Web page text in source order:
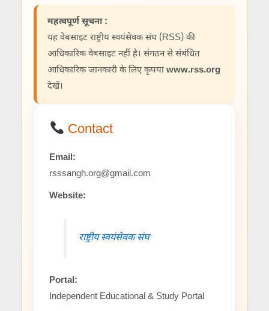
महत्वपूर्ण सूचना :
यह वेबसाइट राष्ट्रीय स्वयंसेवक संघ (RSS) की
आधिकारिक वेबसाइट नहीं है। संगठन से संबंधित
आधिकारिक जानकारी के लिए कृपया www.rss.org
देखें।
Contact
Email:
rsssangh.org@gmail.com
Website:
राष्ट्रीय स्वयंसेवक संघ
Portal:
Independent Educational & Study Portal